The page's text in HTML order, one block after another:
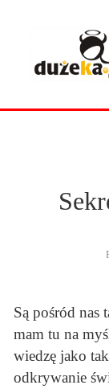
Są pośród nas
mam tu na
wiedzę jako
odkrywanie